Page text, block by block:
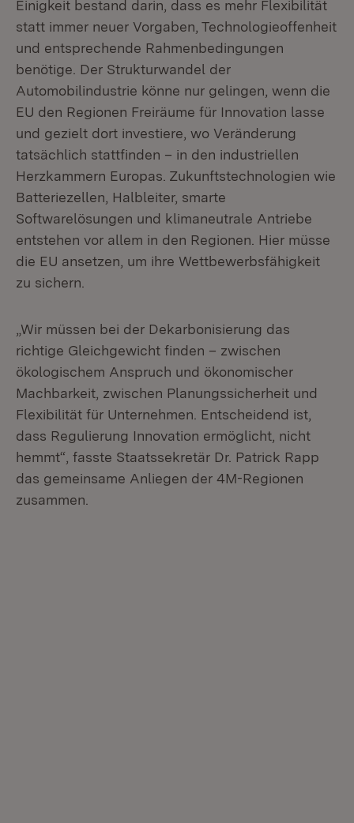
Einigkeit bestand darin, dass es mehr Flexibilität
statt immer neuer Vorgaben, Technologieoffenheit
und entsprechende Rahmenbedingungen
benötige. Der Strukturwandel der
Automobilindustrie könne nur gelingen, wenn die
EU den Regionen Freiräume für Innovation lasse
und gezielt dort investiere, wo Veränderung
tatsächlich stattfinden – in den industriellen
Herzkammern Europas. Zukunftstechnologien wie
Batteriezellen, Halbleiter, smarte
Softwarelösungen und klimaneutrale Antriebe
entstehen vor allem in den Regionen. Hier müsse
die EU ansetzen, um ihre Wettbewerbsfähigkeit
zu sichern.
„Wir müssen bei der Dekarbonisierung das
richtige Gleichgewicht finden – zwischen
ökologischem Anspruch und ökonomischer
Machbarkeit, zwischen Planungssicherheit und
Flexibilität für Unternehmen. Entscheidend ist,
dass Regulierung Innovation ermöglicht, nicht
hemmt“, fasste Staatssekretär Dr. Patrick Rapp
das gemeinsame Anliegen der 4M-Regionen
zusammen.